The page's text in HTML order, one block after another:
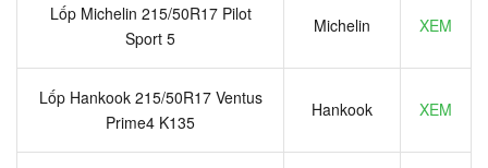
Lốp Michelin 215/50R17 Pilot
Sport 5
Michelin XEM
Lốp Hankook 215/50R17 Ventus
Prime4 K135
Hankook XEM